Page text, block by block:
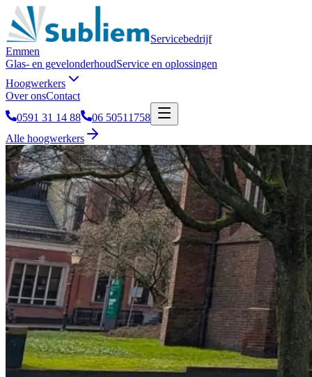
Servicebedrijf
Emmen
Glas- en gevelonderhoudService en oplossingen
Hoogwerkers
Over onsContact
0591 31 14 88
06 50511758
Alle hoogwerkers